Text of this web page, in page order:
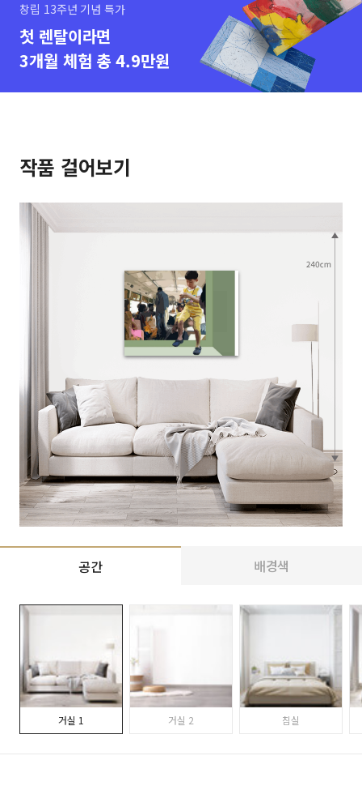
창립 13주년 기념 특가
첫 렌탈이라면
3개월 체험 총 4.9만원
작품 걸어보기
공간 배경색
거실 1 거실 2 침실